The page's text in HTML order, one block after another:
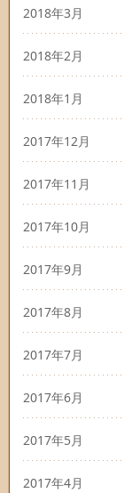
2018年3月
2018年2月
2018年1月
2017年12月
2017年11月
2017年10月
2017年9月
2017年8月
2017年7月
2017年6月
2017年5月
2017年4月